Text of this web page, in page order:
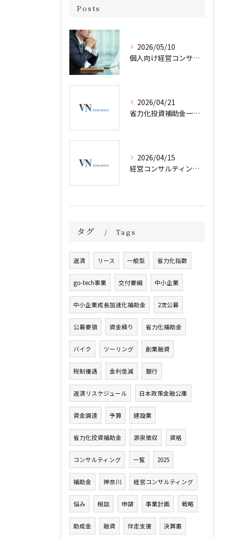
Posts
2026/05/10
個人向け経営コンサルタント料金の全貌を徹底解説
2026/04/21
省力化投資補助金一般型を経営コンサルティングと安心して活用するための実践ノウハウ
2026/04/15
経営コンサルティングと省力化補助金で人手不足企業が成果を出す実践事例集
タグ Tags
返済 リース 一般型 省力化指数
go-tech事業 交付要綱 中小企業
中小企業成長加速化補助金 2次公募
公募要領 資金繰り 省力化補助金
バイク ツーリング 創業融資
税制優遇 金利低減 銀行
返済リスケジュール 日本政策金融公庫
資金調達 予算 建設業
省力化投資補助金 源泉徴収 資格
コンサルティング 一覧 2025
補助金 神奈川 経営コンサルティング
悩み 相談 申請 事業計画 戦略
助成金 融資 伴走支援 決算書